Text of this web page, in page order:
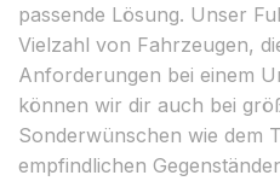
passende Lösung. Unser
Vielzahl von Fahrzeugen,
Anforderungen bei einem
können wir dir auch bei
Sonderwünschen wie dem
empfindlichen